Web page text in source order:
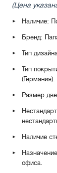
(Цена
Наличие:
Бренд:
Тип
Тип
(Германия).
Размер
Наличие
офиса.